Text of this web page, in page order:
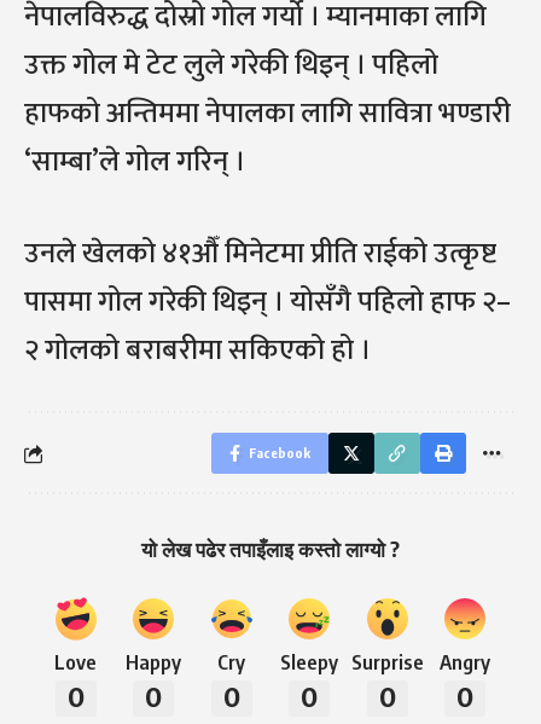
नेपालविरुद्ध दोस्रो गोल गर्यो । म्यानमाका लागि
उक्त गोल मे टेट लुले गरेकी थिइन् । पहिलो
हाफको अन्तिममा नेपालका लागि सावित्रा भण्डारी
‘साम्बा’ले गोल गरिन् ।
उनले खेलको ४१औँ मिनेटमा प्रीति राईको उत्कृष्ट
पासमा गोल गरेकी थिइन् । योसँगै पहिलो हाफ २–
२ गोलको बराबरीमा सकिएको हो ।
Facebook
यो लेख पढेर तपाइँलाइ कस्तो लाग्यो ?
Love
0
Happy
0
Cry
0
Sleepy
0
Surprise
0
Angry
0